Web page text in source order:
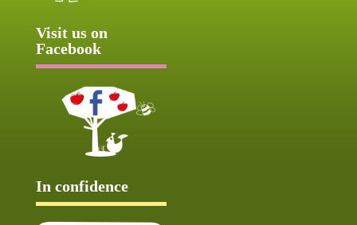
Visit us on
Facebook
In confidence